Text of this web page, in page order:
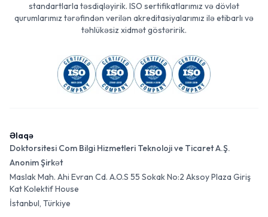
standartlarla təsdiqləyirik. ISO sertifikatlarımız və dövlət
qurumlarımız tərəfindən verilən akreditasiyalarımız ilə etibarlı və
təhlükəsiz xidmət göstəririk.
Əlaqə
Doktorsitesi Com Bilgi Hizmetleri Teknoloji ve Ticaret A.Ş.
Anonim Şirkət
Maslak Mah. Ahi Evran Cd. A.O.S 55 Sokak No:2 Aksoy Plaza Giriş
Kat Kolektif House
İstanbul, Türkiye